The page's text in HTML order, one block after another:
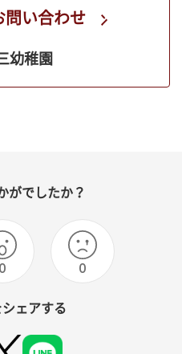
問い合わせ
幼稚園
がでしたか？
0 0
ェアする